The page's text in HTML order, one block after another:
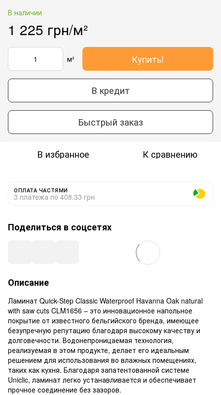
В наличии
1 225 грн/м²
м² Купить!
В кредит
Быстрый заказ
В избранное К сравнению
ОПЛАТА ЧАСТЯМИ
3 платежа по 408.33 грн
Поделиться в соцсетях
Описание
Ламинат Quick-Step Classic Waterproof Havanna Oak natural
with saw cuts CLM1656 – это инновационное напольное
покрытие от известного бельгийского бренда, имеющее
безупречную репутацию благодаря высокому качеству и
долговечности. Водонепроницаемая технология,
реализуемая в этом продукте, делает его идеальным
решением для использования во влажных помещениях,
таких как кухня. Благодаря запатентованной системе
Uniclic, ламинат легко устанавливается и обеспечивает
прочное соединение без зазоров.